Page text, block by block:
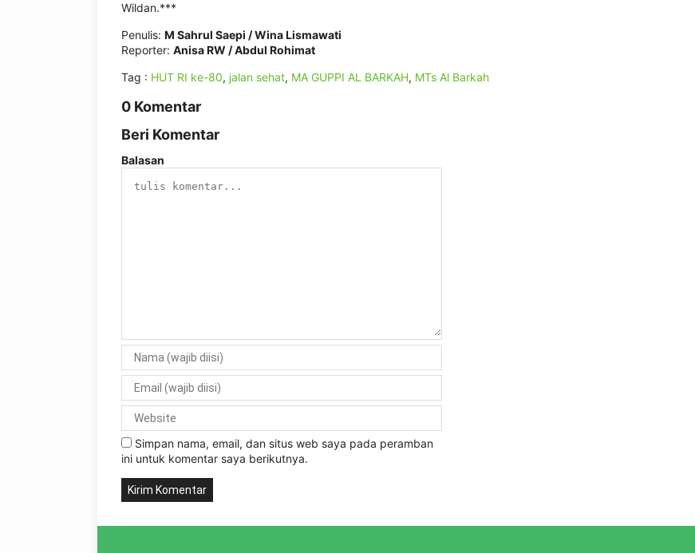
Wildan.***
Penulis: M Sahrul Saepi / Wina Lismawati
Reporter: Anisa RW / Abdul Rohimat
Tag : HUT RI ke-80, jalan sehat, MA GUPPI AL BARKAH, MTs Al Barkah
0 Komentar
Beri Komentar
Balasan
Simpan nama, email, dan situs web saya pada peramban
ini untuk komentar saya berikutnya.